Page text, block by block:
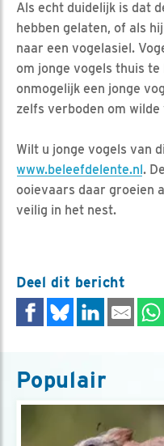
Als echt duidelijk is dat
hebben gelaten, of als
naar een vogelasiel.
om jonge vogels thuis
onmogelijk een jonge
zelfs verboden om
Wilt u jonge vogels van
www.beleefdelente.nl.
ooievaars daar groeien
veilig in het nest.
Deel dit bericht
Populair